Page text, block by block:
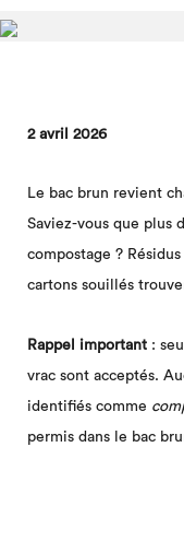
2 avril 2026
Le bac brun revient
Saviez-vous que plus
compostage ?
cartons souillés
Rappel important :
vrac sont acceptés.
identifiés comme
permis dans le bac